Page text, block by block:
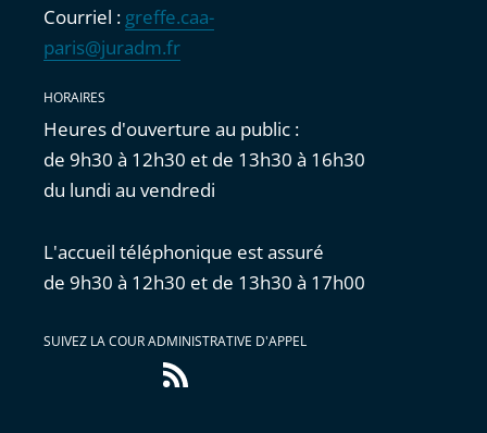
Courriel : greffe.caa-
paris@juradm.fr
HORAIRES
Heures d'ouverture au public :
de 9h30 à 12h30 et de 13h30 à 16h30
du lundi au vendredi
L'accueil téléphonique est assuré
de 9h30 à 12h30 et de 13h30 à 17h00
SUIVEZ LA COUR ADMINISTRATIVE D'APPEL
Flux
RSS